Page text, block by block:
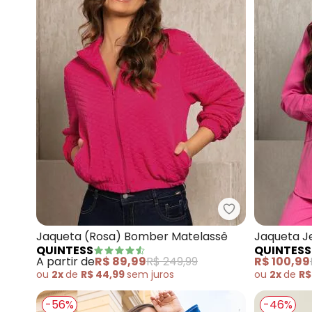
Quintess -
Jaqueta (Rosa) Bomber Matelassê
QUINTESS
A partir deR$ 89,99R$ 249,99
ou 2xde R$ 44,99sem juros
Jaqueta
QUINTESS
R$ 100,99
ou 2xde
-56% -46%